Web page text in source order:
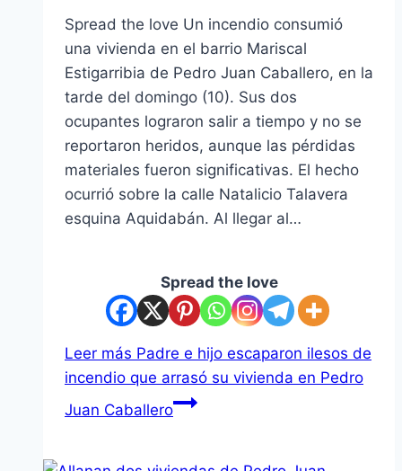
Spread the love Un incendio consumió
una vivienda en el barrio Mariscal
Estigarribia de Pedro Juan Caballero, en la
tarde del domingo (10). Sus dos
ocupantes lograron salir a tiempo y no se
reportaron heridos, aunque las pérdidas
materiales fueron significativas. El hecho
ocurrió sobre la calle Natalicio Talavera
esquina Aquidabán. Al llegar al…
Spread the love
Leer más Padre e hijo escaparon ilesos de
incendio que arrasó su vivienda en Pedro
Juan Caballero